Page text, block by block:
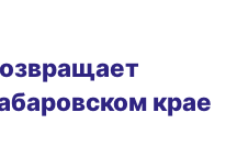
крае